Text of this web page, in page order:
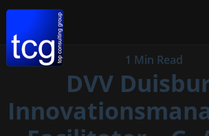
1 Min Read
DVV